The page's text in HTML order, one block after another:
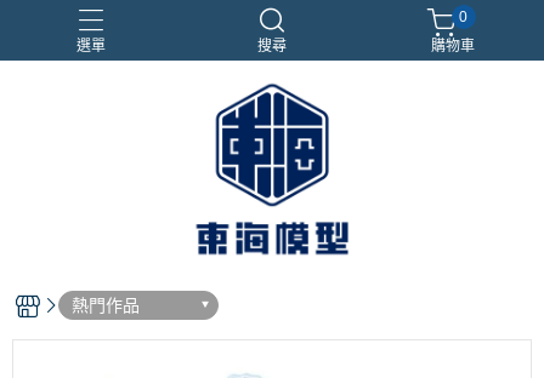
選單 搜尋
合金車
閃電霹靂車
電子雞/塔麻可吉/塔麻歌子
0
購物車
熱門作品